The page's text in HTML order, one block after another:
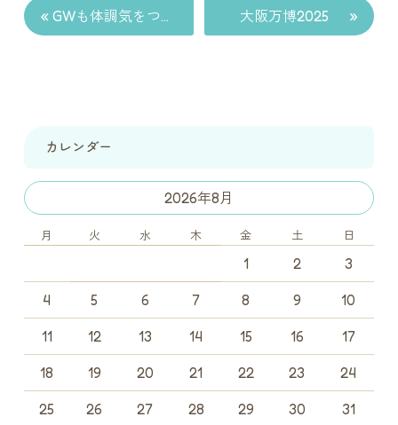
« GWも体調気をつけて 大阪万博2025 »
カレンダー
2026年8月
月 火 水 木 金 土 日
1 2 3
4 5 6 7 8 9 10
11 12 13 14 15 16 17
18 19 20 21 22 23 24
25 26 27 28 29 30 31